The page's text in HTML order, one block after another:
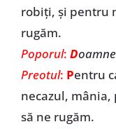
robiți, și pentru
rugăm.
Poporul: D
Preotul: Pentru
necazul,
să ne rugăm.